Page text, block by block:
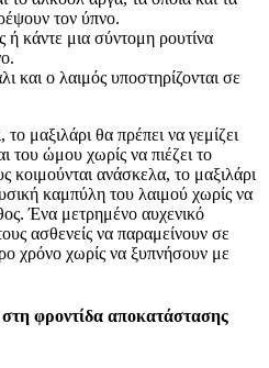
τον ύπνο.
ή κάντε μια σύντομη ρουτίνα
και ο λαιμός υποστηρίζονται σε
μαξιλάρι θα πρέπει να γεμίζει
του ώμου χωρίς να πιέζει το
κοιμούνται ανάσκελα, το μαξιλάρι
καμπύλη του λαιμού χωρίς να
Ένα μετρημένο αυχενικό
ασθενείς να παραμείνουν σε
χρόνο χωρίς να ξυπνήσουν με
φροντίδα αποκατάστασης